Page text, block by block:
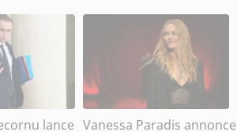
lance Vanessa Paradis annonce